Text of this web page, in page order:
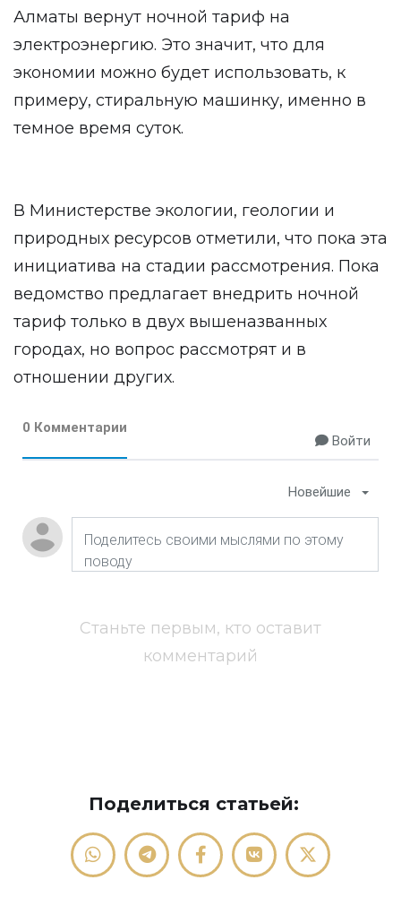
Алматы вернут ночной тариф на
электроэнергию. Это значит, что для
экономии можно будет использовать, к
примеру, стиральную машинку, именно в
темное время суток.
В Министерстве экологии, геологии и
природных ресурсов отметили, что пока эта
инициатива на стадии рассмотрения. Пока
ведомство предлагает внедрить ночной
тариф только в двух вышеназванных
городах, но вопрос рассмотрят и в
отношении других.
0 Комментарии
Войти
Новейшие
Станьте первым, кто оставит
комментарий
Поделиться статьей: